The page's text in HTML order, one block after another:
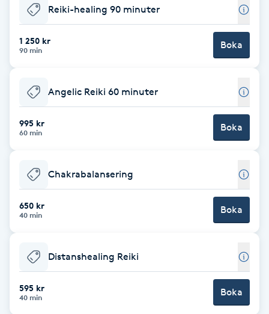
Babylights
Balayage
Bambumassage
Barber
Barnklippning
BIAB
Bottenfärg
Brynformning
Reiki-healing 90 minuter
1 250 kr
90 min Boka
Angelic Reiki 60 minuter
995 kr
60 min Boka
Chakrabalansering
650 kr
40 min Boka
Distanshealing Reiki
595 kr
40 min Boka